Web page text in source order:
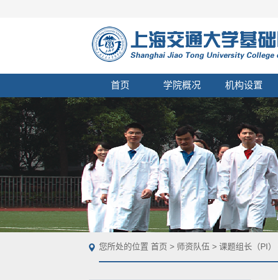
首页 学院概况 机构设置
您所处的位置 首页 > 师资队伍 > 课题组长（PI）